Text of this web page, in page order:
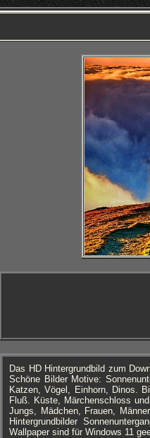
Das HD Hintergrundbild zum
Schöne Bilder Motive:
Katzen, Vögel, Einhorn, Dinos.
Fluß. Küste, Märchenschloss
Jungs, Mädchen, Frauen,
Hintergrundbilder
Wallpaper sind für Windows 11